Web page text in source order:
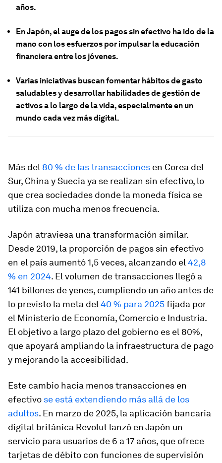
años.
En Japón, el auge de los pagos sin efectivo ha ido de la
mano con los esfuerzos por impulsar la educación
financiera entre los jóvenes.
Varias iniciativas buscan fomentar hábitos de gasto
saludables y desarrollar habilidades de gestión de
activos a lo largo de la vida, especialmente en un
mundo cada vez más digital.
Más del 80 % de las transacciones en Corea del
Sur, China y Suecia ya se realizan sin efectivo, lo
que crea sociedades donde la moneda física se
utiliza con mucha menos frecuencia.
Japón atraviesa una transformación similar.
Desde 2019, la proporción de pagos sin efectivo
en el país aumentó 1,5 veces, alcanzando el 42,8
% en 2024. El volumen de transacciones llegó a
141 billones de yenes, cumpliendo un año antes de
lo previsto la meta del 40 % para 2025fijada por
el Ministerio de Economía, Comercio e Industria.
El objetivo a largo plazo del gobierno es el 80%,
que apoyará ampliando la infraestructura de pago
y mejorando la accesibilidad.
Este cambio hacia menos transacciones en
efectivo se está extendiendo más allá de los
adultos. En marzo de 2025, la aplicación bancaria
digital británica Revolut lanzó en Japón un
servicio para usuarios de 6 a 17 años, que ofrece
tarjetas de débito con funciones de supervisión